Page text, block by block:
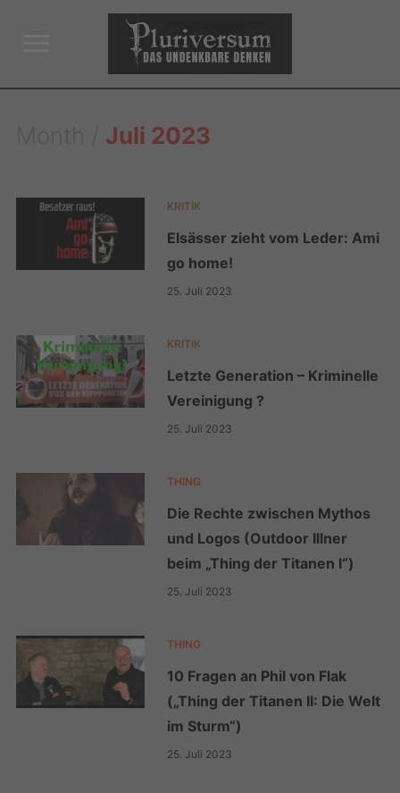
&
Juli 2023
KRITIK
Elsässer zieht vom Leder: Ami
go home!
25. Juli 2023
KRITIK
Letzte Generation – Kriminelle
Vereinigung ?
25. Juli 2023
THING
Die Rechte zwischen Mythos
und Logos (Outdoor Illner
beim „Thing der Titanen I“)
25. Juli 2023
THING
10 Fragen an Phil von Flak
(„Thing der Titanen II: Die Welt
im Sturm“)
25. Juli 2023